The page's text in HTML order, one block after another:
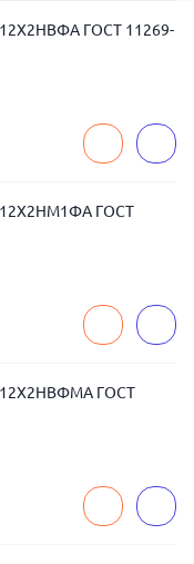
12Х2НВФА ГОСТ 11269-
12Х2НМ1ФА ГОСТ
12Х2НВФМА ГОСТ